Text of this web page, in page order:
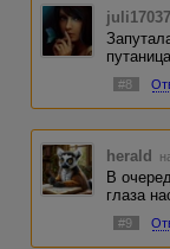
#8
herald
В
глаза
#9